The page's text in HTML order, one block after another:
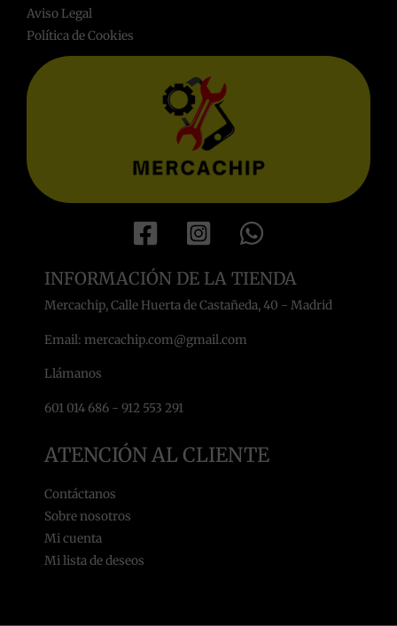
Aviso Legal
Política de Cookies
INFORMACIÓN DE LA TIENDA
Mercachip, Calle Huerta de Castañeda, 40 - Madrid
Email: mercachip.com@gmail.com
Llámanos
601 014 686 - 912 553 291
ATENCIÓN AL CLIENTE
Contáctanos
Sobre nosotros
Mi cuenta
Mi lista de deseos